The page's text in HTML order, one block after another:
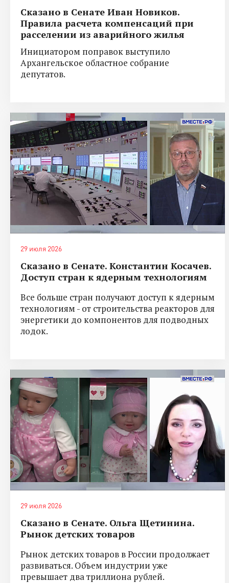
Сказано в Сенате Иван Новиков.
Правила расчета компенсаций при
расселении из аварийного жилья
Инициатором поправок выступило
Архангельское областное собрание
депутатов.
29 июля 2026
Сказано в Сенате. Константин Косачев.
Доступ стран к ядерным технологиям
Все больше стран получают доступ к ядерным
технологиям - от строительства реакторов для
энергетики до компонентов для подводных
лодок.
29 июля 2026
Сказано в Сенате. Ольга Щетинина.
Рынок детских товаров
Рынок детских товаров в России продолжает
развиваться. Объем индустрии уже
превышает два триллиона рублей.